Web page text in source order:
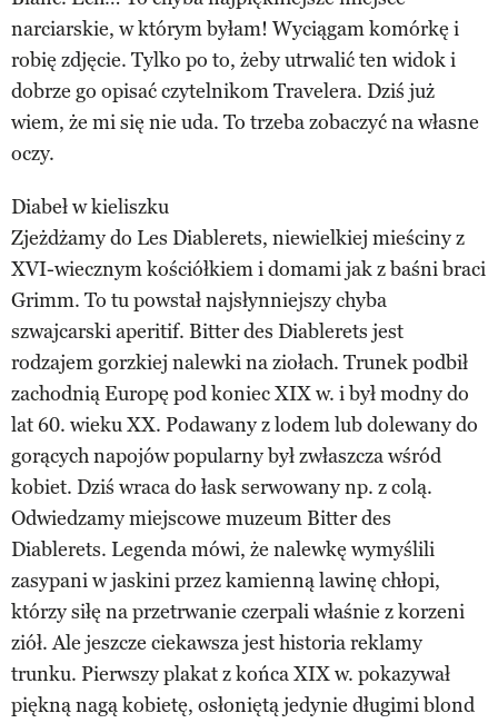
narciarskie, w którym byłam! Wyciągam komórkę i
robię zdjęcie. Tylko po to, żeby utrwalić ten widok i
dobrze go opisać czytelnikom Travelera. Dziś już
wiem, że mi się nie uda. To trzeba zobaczyć na własne
oczy.
Diabeł w kieliszku
Zjeżdżamy do Les Diablerets, niewielkiej mieściny z
XVI-wiecznym kościółkiem i domami jak z baśni braci
Grimm. To tu powstał najsłynniejszy chyba
szwajcarski aperitif. Bitter des Diablerets jest
rodzajem gorzkiej nalewki na ziołach. Trunek podbił
zachodnią Europę pod koniec XIX w. i był modny do
lat 60. wieku XX. Podawany z lodem lub dolewany do
gorących napojów popularny był zwłaszcza wśród
kobiet. Dziś wraca do łask serwowany np. z colą.
Odwiedzamy miejscowe muzeum Bitter des
Diablerets. Legenda mówi, że nalewkę wymyślili
zasypani w jaskini przez kamienną lawinę chłopi,
którzy siłę na przetrwanie czerpali właśnie z korzeni
ziół. Ale jeszcze ciekawsza jest historia reklamy
trunku. Pierwszy plakat z końca XIX w. pokazywał
piękną nagą kobietę, osłoniętą jedynie długimi blond